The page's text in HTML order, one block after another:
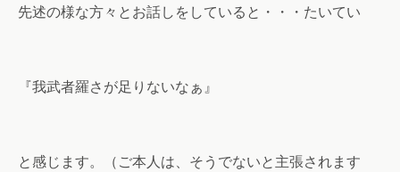
先述の様な方々とお話しをしていると・・・たいてい
『我武者羅さが足りないなぁ』
と感じます。（ご本人は、そうでないと主張されます